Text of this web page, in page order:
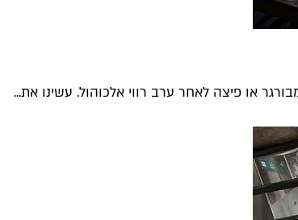
או פיצה לאחר ערב רווי אלכוהול. עשינו את...